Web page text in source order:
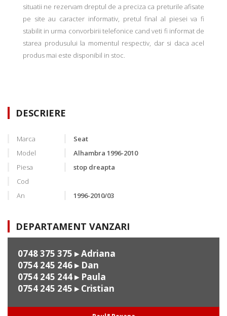
situatii ne rezervam dreptul de a preciza ca preturile afisate
pe site au caracter informativ, pretul final al piesei va fi
stabilit in urma convorbirii telefonice cand veti fi informat de
starea produsului la momentul respectiv, dar si daca acel
produs mai este disponibil in stoc.
DESCRIERE
Marca
Seat
Model
Alhambra 1996-2010
Piesa
stop dreapta
Cod
An
1996-2010/03
DEPARTAMENT VANZARI
0748 375 375 ▸ Adriana
0754 245 246▸ Dan
0754 245 244▸ Paula
0754 245 245 ▸ Cristian